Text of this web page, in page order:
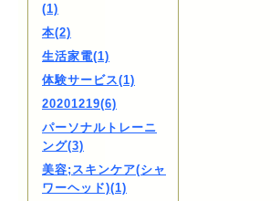
(1)
本(2)
生活家電(1)
体験サービス(1)
20201219(6)
パーソナルトレーニ
ング(3)
美容;スキンケア(シャ
ワーヘッド)(1)